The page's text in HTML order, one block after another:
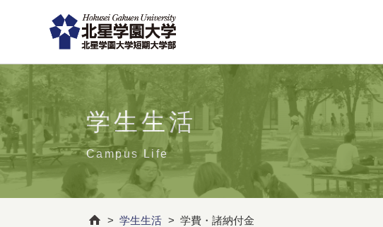
学生生活
Campus Life
> 学生生活 > 学費・諸納付金